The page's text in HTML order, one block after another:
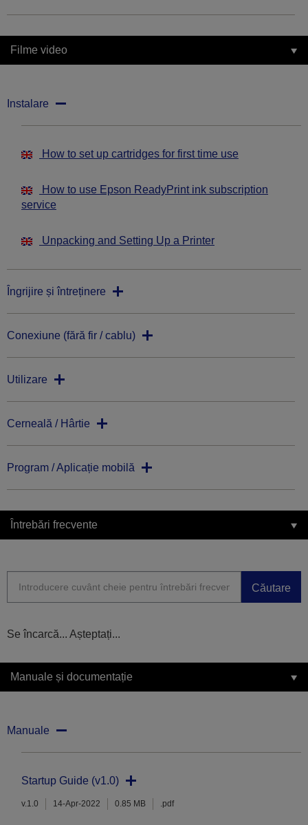
Filme video
Instalare
How to set up cartridges for first time use
How to use Epson ReadyPrint ink subscription
service
Unpacking and Setting Up a Printer
Îngrijire și întreținere
Conexiune (fără fir / cablu)
Utilizare
Cerneală / Hârtie
Program / Aplicație mobilă
Întrebări frecvente
Căutare
Se încarcă... Așteptați...
Manuale și documentație
Manuale
Startup Guide (v1.0)
v.1.0 14-Apr-2022 0.85 MB .pdf